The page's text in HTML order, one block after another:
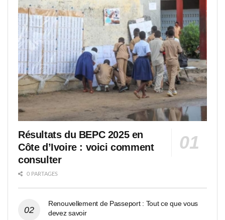
Résultats du BEPC 2025 en
Côte d’Ivoire : voici comment
consulter
0 PARTAGES
Renouvellement de Passeport : Tout ce que vous
devez savoir